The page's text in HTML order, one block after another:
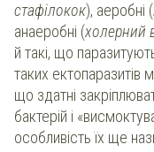
стафілокок), аеробні (
анаеробні (холерний
й такі, що
таких ектопаразитів
що здатні
бактерій і
особливість їх ще